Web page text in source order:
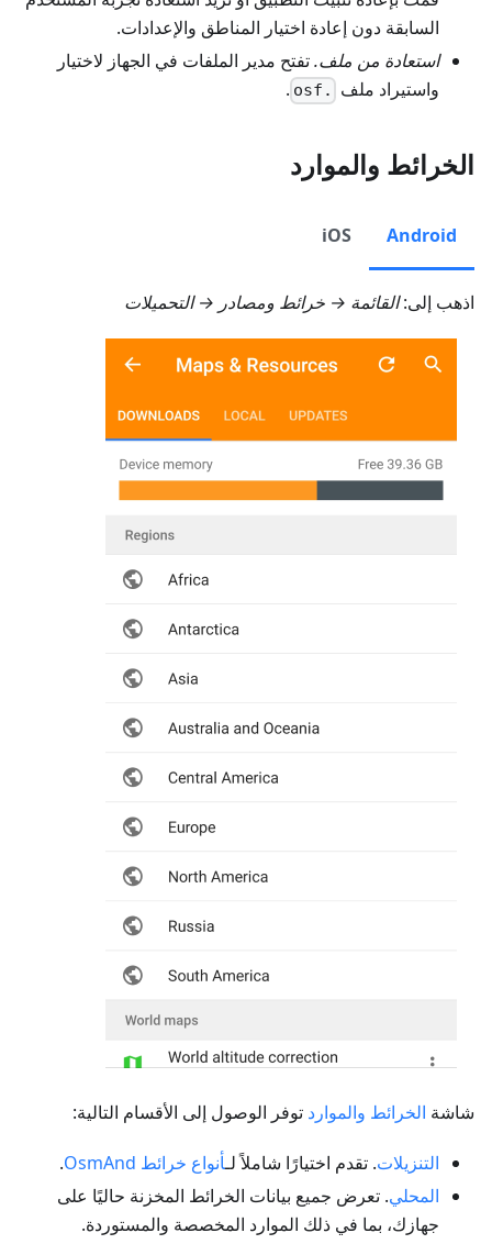
السابقة دون إعادة اختيار المناطق والإعدادات.
استعادة من ملف.تفتح مدير الملفات في الجهاز لاختيار
واستيراد ملف
.osf
.
الخرائط والموارد
Android
iOS
اذهب إلى:القائمة → خرائط ومصادر → التحميلات
شاشة الخرائط والموارد توفر الوصول إلى الأقسام التالية:
التنزيلات. تقدم اختيارًا شاملاً لـأنواع خرائط OsmAnd
.
المحلي. تعرض جميع بيانات الخرائط المخزنة حاليًا على
جهازك، بما في ذلك الموارد المخصصة والمستوردة.